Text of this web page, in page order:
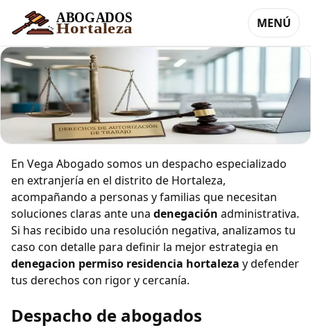
MENÚ
Denegación permiso de residencia en
Hortaleza
En Vega Abogado somos un despacho especializado
en extranjería en el distrito de Hortaleza,
acompañando a personas y familias que necesitan
soluciones claras ante una denegación administrativa.
Si has recibido una resolución negativa, analizamos tu
caso con detalle para definir la mejor estrategia en
denegacion permiso residencia hortaleza y defender
tus derechos con rigor y cercanía.
Despacho de abogados